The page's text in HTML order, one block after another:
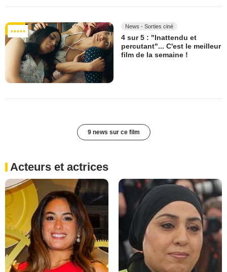
News - Sorties ciné
4 sur 5 : "Inattendu et
percutant"... C'est le meilleur
film de la semaine !
9 news sur ce film
Acteurs et actrices